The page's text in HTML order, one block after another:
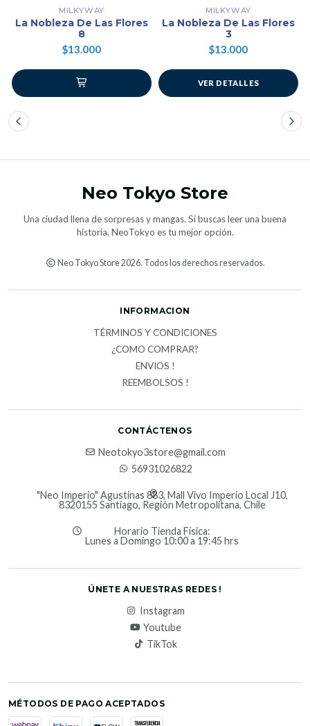
MILKYWAY
La Nobleza De Las Flores
8
$13.000
MILKYWAY
La Nobleza De Las Flores
3
$13.000
VER DETALLES
Neo Tokyo Store
Una ciudad llena de sorpresas y mangas. Si buscas leer una buena
historia, NeoTokyo es tu mejor opción.
Neo Tokyo Store 2026. Todos los derechos reservados.
INFORMACION
TÉRMINOS Y CONDICIONES
¿COMO COMPRAR?
ENVIOS !
REEMBOLSOS !
CONTÁCTENOS
Neotokyo3store@gmail.com
56931026822
"Neo Imperio" Agustinas 883, Mall Vivo Imperio Local J10,
8320155 Santiago, Región Metropolitana, Chile
Horario Tienda Física:
Lunes a Domingo 10:00 a 19:45 hrs
ÚNETE A NUESTRAS REDES !
Instagram
Youtube
TikTok
MÉTODOS DE PAGO ACEPTADOS